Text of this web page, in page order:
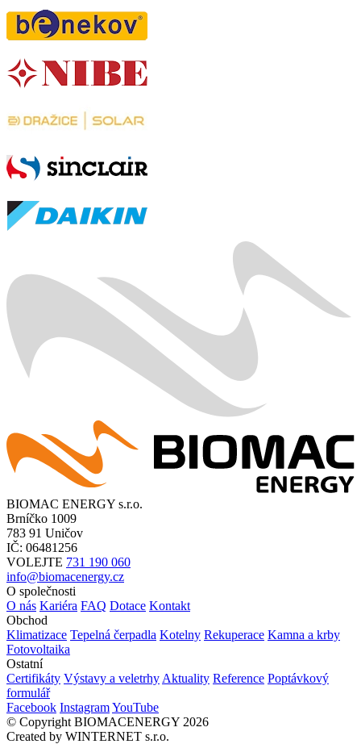
BIOMAC ENERGY s.r.o.
Brníčko 1009
783 91 Uničov
IČ: 06481256
VOLEJTE 731 190 060
info@biomacenergy.cz
O společnosti
O nás Kariéra FAQ Dotace Kontakt
Obchod
Klimatizace Tepelná čerpadla Kotelny Rekuperace Kamna a krby
Fotovoltaika
Ostatní
Certifikáty Výstavy a veletrhy Aktuality Reference Poptávkový
formulář
Facebook InstagramYouTube
© Copyright BIOMACENERGY 2026
Created by WINTERNET s.r.o.